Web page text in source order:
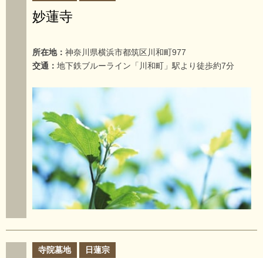
妙蓮寺
所在地： 神奈川県横浜市都筑区川和町977
交通： 地下鉄ブルーライン「川和町」駅より徒歩約7分
寺院墓地 日蓮宗